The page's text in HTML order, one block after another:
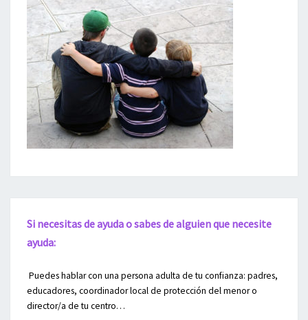
Si necesitas de ayuda o sabes de alguien que necesite
ayuda:
Puedes hablar con una persona adulta de tu confianza: padres,
educadores, coordinador local de protección del menor o
director/a de tu centro…